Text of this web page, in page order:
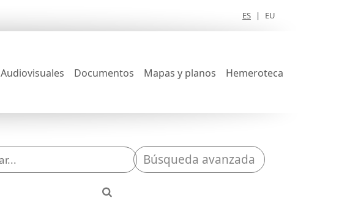
ES | EU
Audiovisuales Documentos Mapas y planos Hemeroteca
Búsqueda avanzada